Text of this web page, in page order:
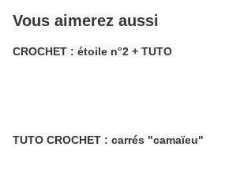
Vous aimerez aussi
CROCHET : étoile n°2 + TUTO
TUTO CROCHET : carrés "camaïeu"